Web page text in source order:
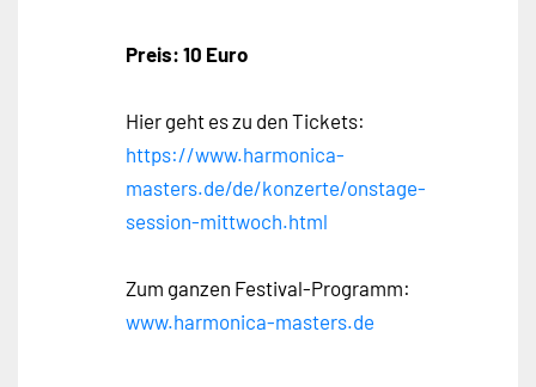
Preis: 10 Euro
Hier geht es zu den Tickets:
https://www.harmonica-
masters.de/de/konzerte/onstage-
session-mittwoch.html
Zum ganzen Festival-Programm:
www.harmonica-masters.de